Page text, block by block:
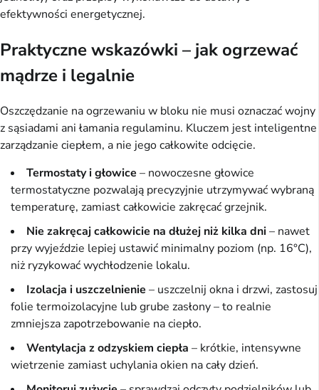
efektywności energetycznej.
Praktyczne wskazówki – jak ogrzewać
mądrze i legalnie
Oszczędzanie na ogrzewaniu w bloku nie musi oznaczać wojny
z sąsiadami ani łamania regulaminu. Kluczem jest inteligentne
zarządzanie ciepłem, a nie jego całkowite odcięcie.
Termostaty i głowice – nowoczesne głowice
termostatyczne pozwalają precyzyjnie utrzymywać wybraną
temperaturę, zamiast całkowicie zakręcać grzejnik.
Nie zakręcaj całkowicie na dłużej niż kilka dni– nawet
przy wyjeździe lepiej ustawić minimalny poziom (np. 16°C),
niż ryzykować wychłodzenie lokalu.
Izolacja i uszczelnienie – uszczelnij okna i drzwi, zastosuj
folie termoizolacyjne lub grube zasłony – to realnie
zmniejsza zapotrzebowanie na ciepło.
Wentylacja z odzyskiem ciepła – krótkie, intensywne
wietrzenie zamiast uchylania okien na cały dzień.